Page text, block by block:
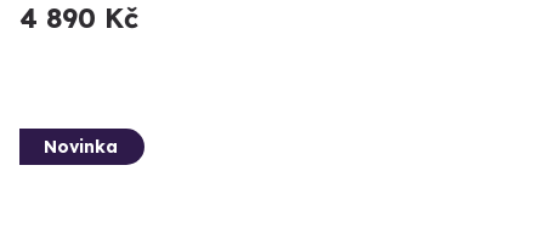
4 890 Kč
Novinka